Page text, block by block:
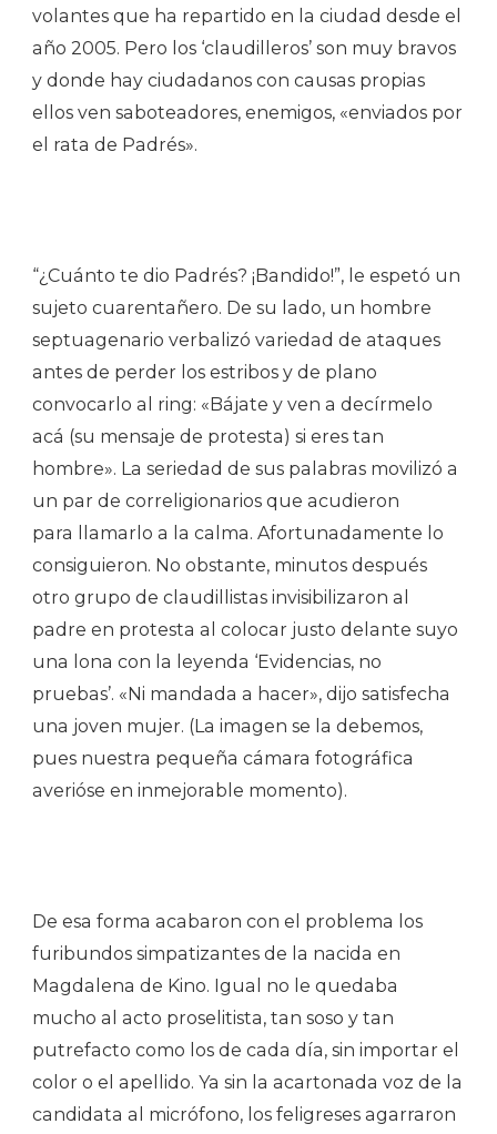
volantes que ha repartido en la ciudad desde el
año 2005. Pero los ‘claudilleros’ son muy bravos
y donde hay ciudadanos con causas propias
ellos ven saboteadores, enemigos, «enviados por
el rata de Padrés».
“¿Cuánto te dio Padrés? ¡Bandido!”, le espetó un
sujeto cuarentañero. De su lado, un hombre
septuagenario verbalizó variedad de ataques
antes de perder los estribos y de plano
convocarlo al ring: «Bájate y ven a decírmelo
acá (su mensaje de protesta) si eres tan
hombre». La seriedad de sus palabras movilizó a
un par de correligionarios que acudieron
para llamarlo a la calma. Afortunadamente lo
consiguieron. No obstante, minutos después
otro grupo de claudillistas invisibilizaron al
padre en protesta al colocar justo delante suyo
una lona con la leyenda ‘Evidencias, no
pruebas’. «Ni mandada a hacer», dijo satisfecha
una joven mujer. (La imagen se la debemos,
pues nuestra pequeña cámara fotográfica
averióse en inmejorable momento).
De esa forma acabaron con el problema los
furibundos simpatizantes de la nacida en
Magdalena de Kino. Igual no le quedaba
mucho al acto proselitista, tan soso y tan
putrefacto como los de cada día, sin importar el
color o el apellido. Ya sin la acartonada voz de la
candidata al micrófono, los feligreses agarraron